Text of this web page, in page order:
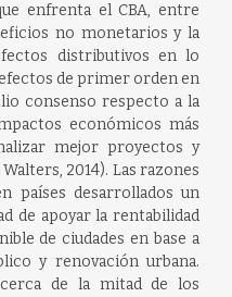
enfrenta el CBA, entre
no monetarios y la
distributivos en lo
de primer orden en
consenso respecto a la
económicos más
mejor proyectos y
2014). Las razones
países desarrollados un
de apoyar la rentabilidad
de ciudades en base a
y renovación urbana.
de la mitad de los